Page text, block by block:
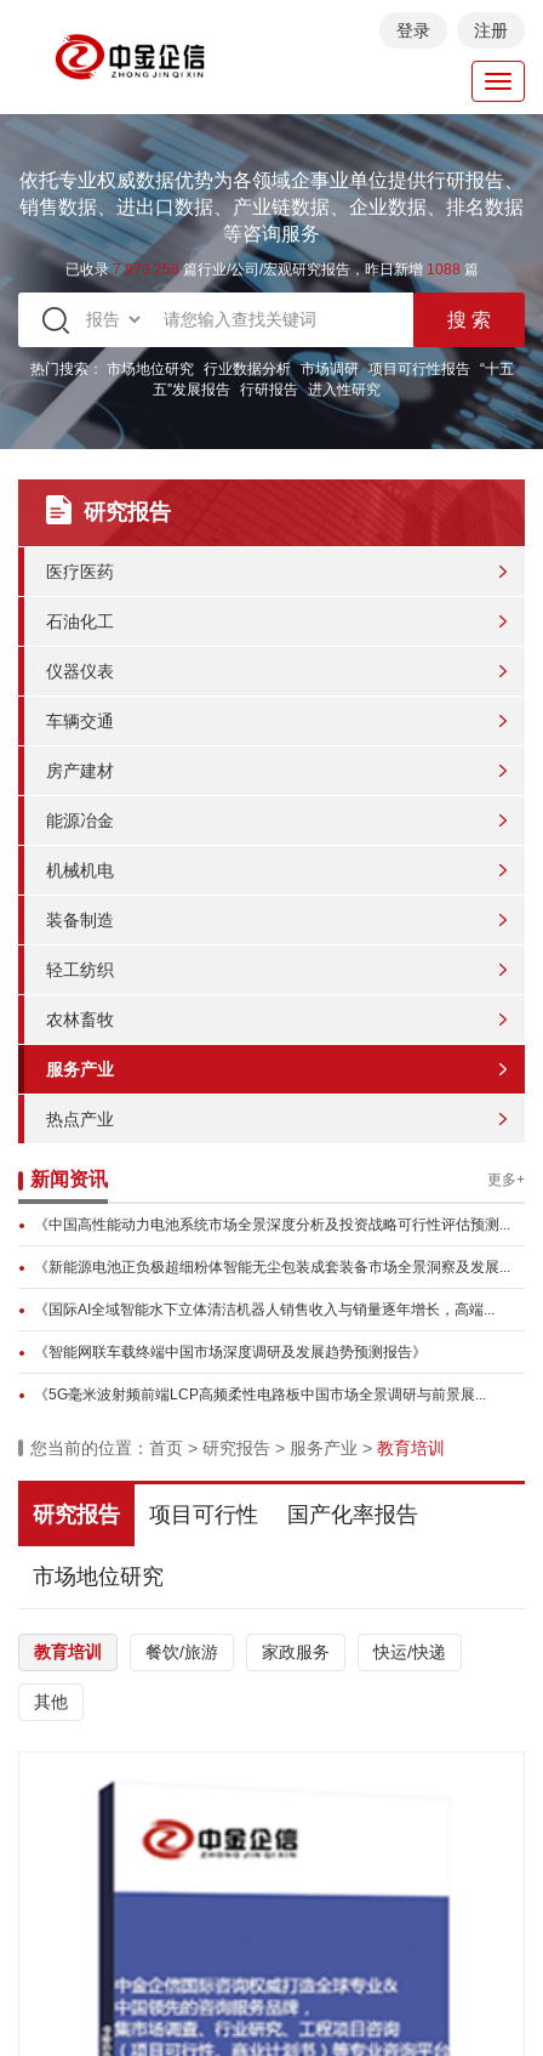
登录 注册
依托专业权威数据优势为各领域企事业单位提供行研报告、
销售数据、进出口数据、产业链数据、企业数据、排名数据
等咨询服务
已收录7.973.258篇行业/公司/宏观研究报告，昨日新增 1088 篇
热门搜索： 市场地位研究 行业数据分析 市场调研 项目可行性报告
“十五
五”发展报告 行研报告 进入性研究
研究报告
医疗医药
石油化工
仪器仪表
车辆交通
房产建材
能源冶金
机械机电
装备制造
轻工纺织
农林畜牧
服务产业
热点产业
新闻资讯 更多+
《中国高性能动力电池系统市场全景深度分析及投资战略可行性评估预测...
《新能源电池正负极超细粉体智能无尘包装成套装备市场全景洞察及发展...
《国际AI全域智能水下立体清洁机器人销售收入与销量逐年增长，高端...
《智能网联车载终端中国市场深度调研及发展趋势预测报告》
《5G毫米波射频前端LCP高频柔性电路板中国市场全景调研与前景展...
您当前的位置： 首页 > 研究报告 > 服务产业 > 教育培训
研究报告 项目可行性 国产化率报告
市场地位研究
教育培训 餐饮/旅游 家政服务 快运/快递
其他